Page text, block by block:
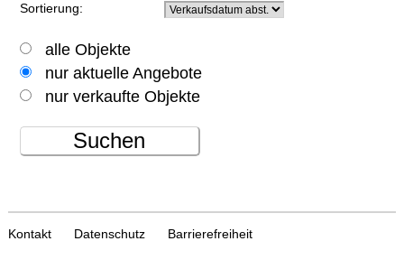
Sortierung:
alle Objekte
nur aktuelle Angebote
nur verkaufte Objekte
Suchen
Kontakt Datenschutz Barrierefreiheit